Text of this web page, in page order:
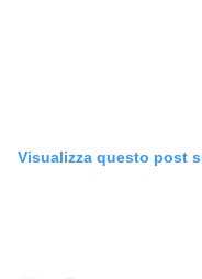
Visualizza questo post